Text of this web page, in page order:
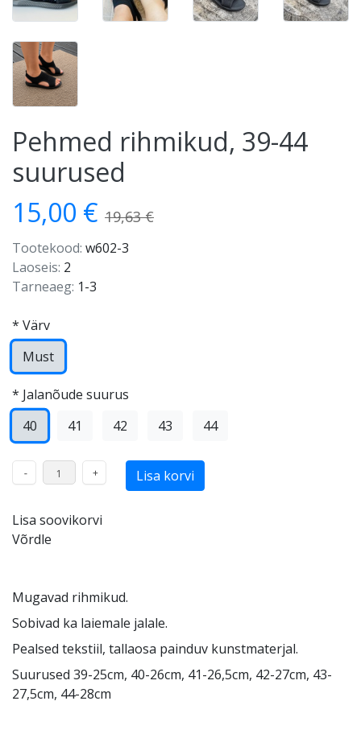
Pehmed rihmikud, 39-44
suurused
15,00 € 19,63 €
Tootekood: w602-3
Laoseis: 2
Tarneaeg: 1-3
* Värv
Must
* Jalanõude suurus
40
41 42 43 44
Lisa soovikorvi
Võrdle
Mugavad rihmikud.
Sobivad ka laiemale jalale.
Pealsed tekstiil, tallaosa painduv kunstmaterjal.
Suurused 39-25cm, 40-26cm, 41-26,5cm, 42-27cm, 43-
27,5cm, 44-28cm